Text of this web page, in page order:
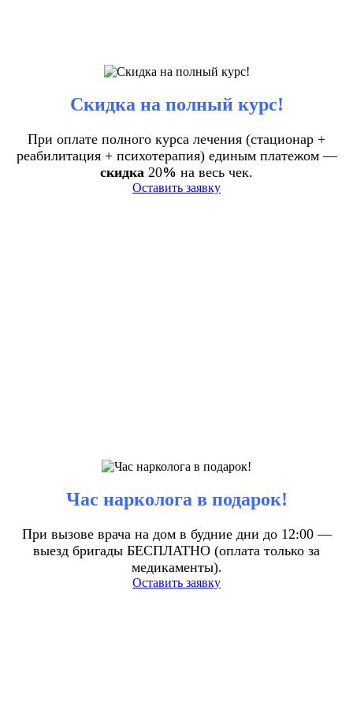
Скидка на полный курс!
При оплате полного курса лечения (стационар +
реабилитация + психотерапия) единым платежом —
скидка 20% на весь чек.
Оставить заявку
Час нарколога в подарок!
При вызове врача на дом в будние дни до 12:00 —
выезд бригады БЕСПЛАТНО (оплата только за
медикаменты).
Оставить заявку